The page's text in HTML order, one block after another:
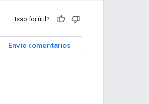
Isso foi útil?
Envie comentários